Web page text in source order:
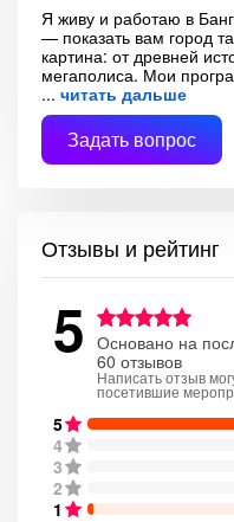
Я живу и работаю в
— показать вам город
картина: от древней
мегаполиса. Мои
читать дальше
Задать вопрос
Отзывы и рейтинг
5 Основано на
60 отзывов
Написать отзыв
посетившие
5
4
3
2
1